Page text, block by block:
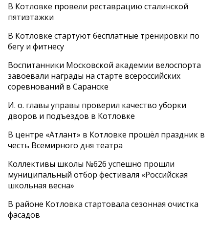
В Котловке провели реставрацию сталинской
пятиэтажки
В Котловке стартуют бесплатные тренировки по
бегу и фитнесу
Воспитанники Московской академии велоспорта
завоевали награды на старте всероссийских
соревнований в Саранске
И. о. главы управы проверил качество уборки
дворов и подъездов в Котловке
В центре «Атлант» в Котловке прошёл праздник в
честь Всемирного дня театра
Коллективы школы №626 успешно прошли
муниципальный отбор фестиваля «Российская
школьная весна»
В районе Котловка стартовала сезонная очистка
фасадов